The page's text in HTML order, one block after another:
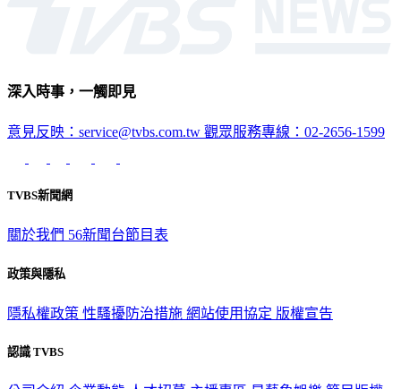
深入時事，一觸即見
意見反映：service@tvbs.com.tw 觀眾服務專線：02-2656-1599
TVBS新聞網
關於我們 56新聞台節目表
政策與隱私
隱私權政策 性騷擾防治措施 網站使用協定 版權宣告
認識 TVBS